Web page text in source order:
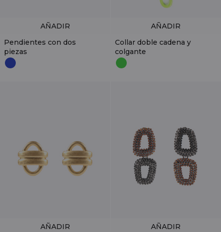
Pendientes con dos
piezas
AÑADIR
Collar doble cadena y
colgante
AÑADIR
AÑADIR
AÑADIR